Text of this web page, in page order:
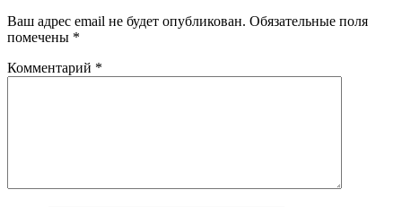
Ваш адрес email не будет опубликован. Обязательные поля
помечены *
Комментарий *